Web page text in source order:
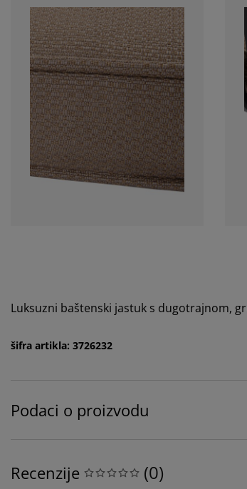
Luksuzni baštenski jastuk s dugotrajnom,
šifra artikla: 3726232
Podaci o proizvodu
Recenzije (0)